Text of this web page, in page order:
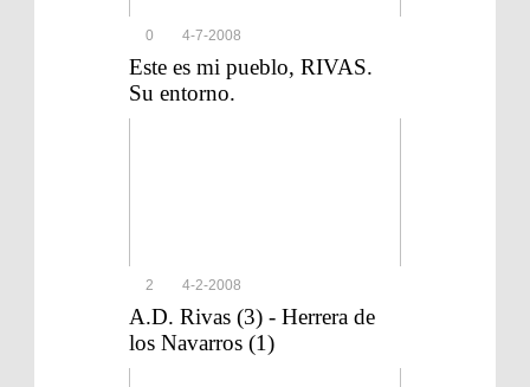
0 4-7-2008
Este es mi pueblo, RIVAS.
Su entorno.
2 4-2-2008
A.D. Rivas (3) - Herrera de
los Navarros (1)